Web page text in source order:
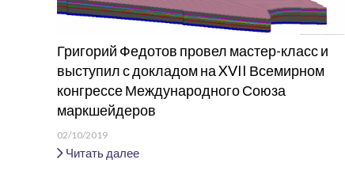
Григорий Федотов провел мастер-класс и
выступил с докладом на XVII Всемирном
конгрессе Международного Союза
маркшейдеров
02/10/2019
Читать далее